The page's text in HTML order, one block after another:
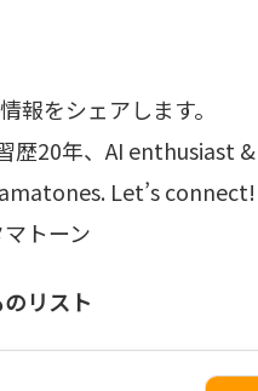
報をシェアします。
歴20年、AI enthusiast
Let’s connect!
トーン
リスト